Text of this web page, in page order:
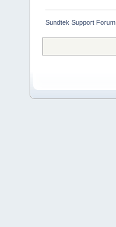
Sundtek Support Forum